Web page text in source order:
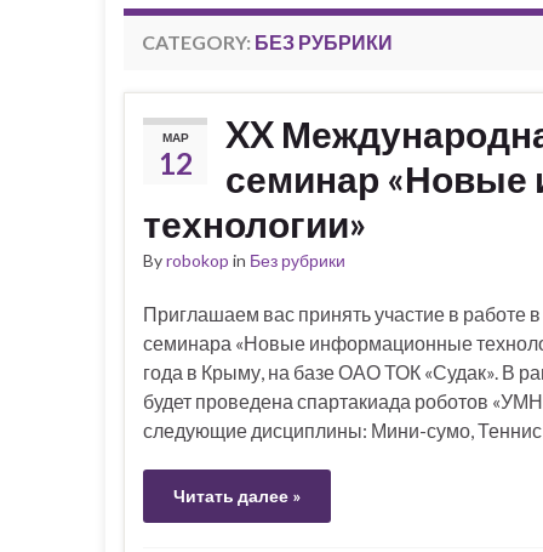
CATEGORY: БЕЗ РУБРИКИ
МАР
12
XX
семинар
технологии»
Byrobokop in Без рубрики
Приглашаем вас принять участие в работе
семинара «Новые информационные
года в Крыму, на базе ОАО ТОК «Судак». В
будет проведена спартакиада роботов
следующие дисциплины: Мини-сумо,
Читать далее »